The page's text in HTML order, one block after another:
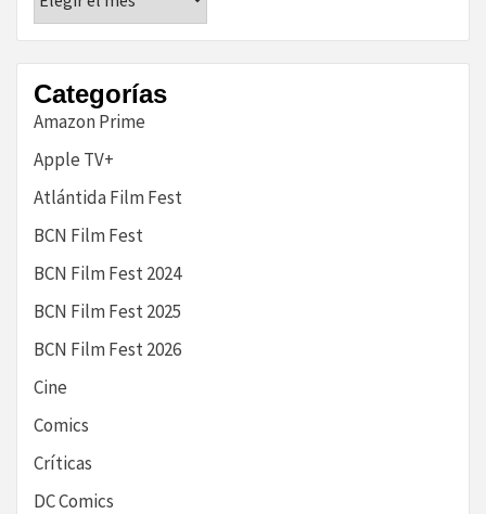
nuestra
historia
Categorías
Amazon Prime
Apple TV+
Atlántida Film Fest
BCN Film Fest
BCN Film Fest 2024
BCN Film Fest 2025
BCN Film Fest 2026
Cine
Comics
Críticas
DC Comics